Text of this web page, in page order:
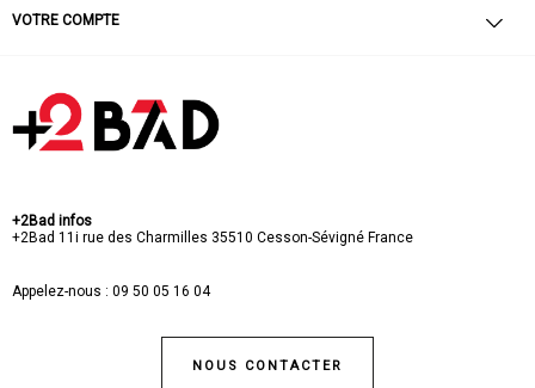
VOTRE COMPTE
+2Bad infos
+2Bad 11i rue des Charmilles 35510 Cesson-Sévigné France
Appelez-nous : 09 50 05 16 04
NOUS CONTACTER